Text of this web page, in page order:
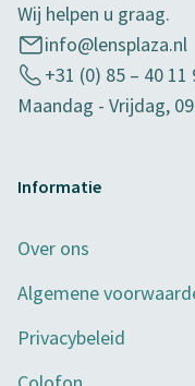
Wij helpen u graag.
info@lensplaza.nl
+31 (0) 85 – 40 11
Maandag - Vrijdag,
Informatie
Over ons
Algemene
Privacybeleid